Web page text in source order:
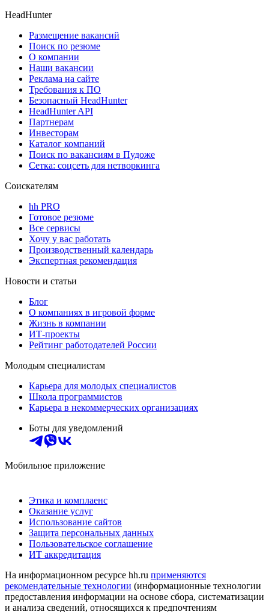
HeadHunter
Размещение вакансий
Поиск по резюме
О компании
Наши вакансии
Реклама на сайте
Требования к ПО
Безопасный HeadHunter
HeadHunter API
Партнерам
Инвесторам
Каталог компаний
Поиск по вакансиям в Пудоже
Сетка: соцсеть для нетворкинга
Соискателям
hh PRO
Готовое резюме
Все сервисы
Хочу у вас работать
Производственный календарь
Экспертная рекомендация
Новости и статьи
Блог
О компаниях в игровой форме
Жизнь в компании
ИТ-проекты
Рейтинг работодателей России
Молодым специалистам
Карьера для молодых специалистов
Школа программистов
Карьера в некоммерческих организациях
Боты для уведомлений
Мобильное приложение
Этика и комплаенс
Оказание услуг
Использование сайтов
Защита персональных данных
Пользовательское соглашение
ИТ аккредитация
На информационном ресурсе hh.ru применяются
рекомендательные технологии (информационные технологии
предоставления информации на основе сбора, систематизации
и анализа сведений, относящихся к предпочтениям